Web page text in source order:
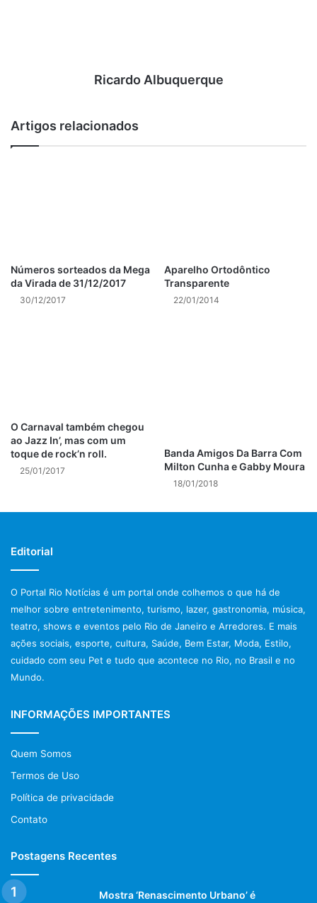
Ricardo Albuquerque
Artigos relacionados
Números sorteados da Mega
da Virada de 31/12/2017
30/12/2017
Aparelho Ortodôntico
Transparente
22/01/2014
O Carnaval também chegou
ao Jazz In’, mas com um
toque de rock’n roll.
25/01/2017
Banda Amigos Da Barra Com
Milton Cunha e Gabby Moura
18/01/2018
Editorial
O Portal Rio Notícias é um portal onde colhemos o que há de
melhor sobre entretenimento, turismo, lazer, gastronomia, música,
teatro, shows e eventos pelo Rio de Janeiro e Arredores. E mais
ações sociais, esporte, cultura, Saúde, Bem Estar, Moda, Estilo,
cuidado com seu Pet e tudo que acontece no Rio, no Brasil e no
Mundo.
INFORMAÇÕES IMPORTANTES
Quem Somos
Termos de Uso
Política de privacidade
Contato
Postagens Recentes
Mostra ‘Renascimento Urbano’ é